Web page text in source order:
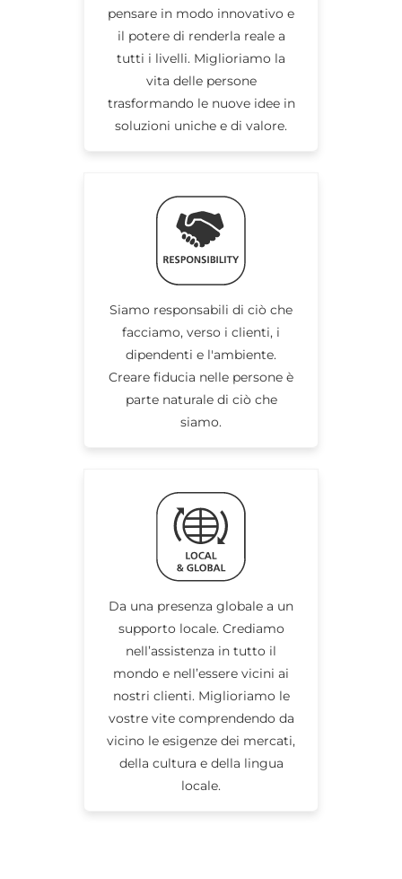
pensare in modo innovativo e
il potere di renderla reale a
tutti i livelli. Miglioriamo la
vita delle persone
trasformando le nuove idee in
soluzioni uniche e di valore.
Siamo responsabili di ciò che
facciamo, verso i clienti, i
dipendenti e l'ambiente.
Creare fiducia nelle persone è
parte naturale di ciò che
siamo.
Da una presenza globale a un
supporto locale. Crediamo
nell’assistenza in tutto il
mondo e nell’essere vicini ai
nostri clienti. Miglioriamo le
vostre vite comprendendo da
vicino le esigenze dei mercati,
della cultura e della lingua
locale.